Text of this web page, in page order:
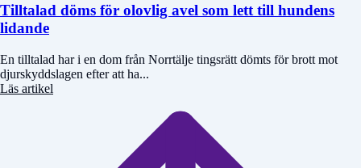
Tilltalad döms för olovlig avel som lett till hundens
lidande
En tilltalad har i en dom från Norrtälje tingsrätt dömts för brott mot
djurskyddslagen efter att ha...
Läs artikel